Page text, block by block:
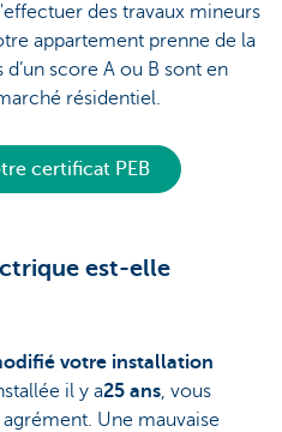
des travaux mineurs
appartement prenne de la
score A ou B sont en
résidentiel.
certificat PEB
est-elle
votre installation
il y a25 ans, vous
Une mauvaise